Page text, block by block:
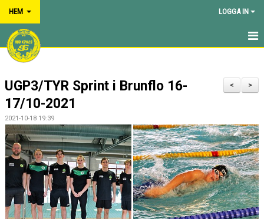
HEM LOGGA IN
HEM
NYHETER
OM FÖRENINGEN
KALENDER
BILDGALLERI
DOKUMENT
VÅRA GRUPPER/TRÄNARE
>
<
UGP3/TYR Sprint i Brunflo 16-
17/10-2021
2021-10-18 19:39